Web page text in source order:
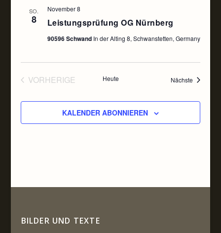
SO.
8 Leistungsprüfung OG Nürnberg
November 8
90596 Schwand In der Alting 8, Schwanstetten, Germany
VORHERIGE
Heute Nächste
KALENDER ABONNIEREN
BILDER UND TEXTE